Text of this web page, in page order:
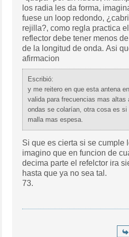
los radia les da forma,
fuese un loop redondo,
rejilla?, como regla practica
reflector debe tener menos
de la longitud de onda. Asi
afirmacion
Escribió:
y me reitero en que esta antena
valida para frecuencias mas altas
ondas se colarían, otra cosa es si
malla mas espesa.
Si que es cierta si se cumple
imagino que en funcion de
decima parte el refelctor ira
hasta que ya no sea tal.
73.